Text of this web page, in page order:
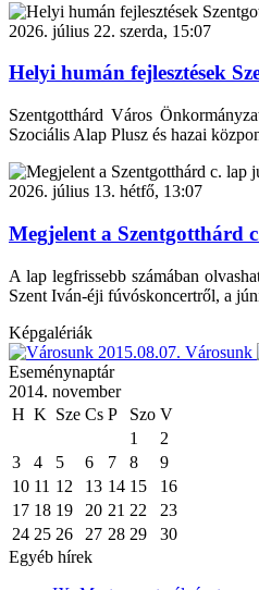
2026. július 22. szerda, 15:07
Helyi humán fejlesztések
Szentgotthárd Város
Szociális Alap Plusz és hazai
2026. július 13. hétfő, 13:07
Megjelent a Szentgotthárd
A lap legfrissebb számában
Szent Iván-éji fúvóskoncertről, a
Képgalériák
2015.08.07. Városunk
Eseménynaptár
2014. november
H K Sze Cs P Szo V
1
2
3
4 5 6 7 8
9
10 11 12 13 14 15
16
17 18 19 20 21 22
23
24 25 26 27 28 29
30
Egyéb hírek